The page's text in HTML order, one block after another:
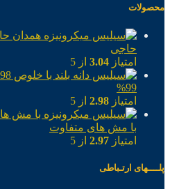
محصولات
حاجی
امتیاز 3.04 از 5
99%
امتیاز 2.98 از 5
با مش های متفاوت
امتیاز 2.97 از 5
پلــــهای ارتـباطی